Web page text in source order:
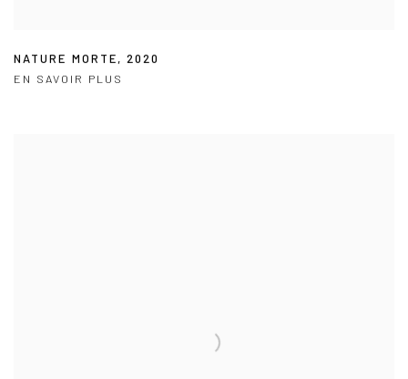
NATURE MORTE,2020
EN SAVOIR PLUS